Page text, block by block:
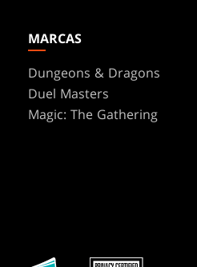
MARCAS
Dungeons & Dragons
Duel Masters
Magic: The Gathering